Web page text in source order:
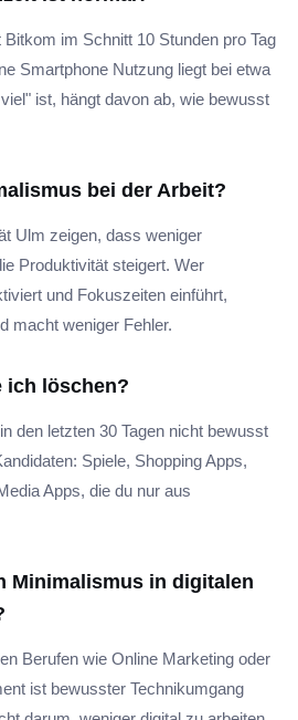
im Schnitt 10 Stunden pro Tag
Smartphone Nutzung liegt bei etwa
ist, hängt davon ab, wie bewusst
bei der Arbeit?
Ulm zeigen, dass weniger
Produktivität steigert. Wer
und Fokuszeiten einführt,
macht weniger Fehler.
ich löschen?
den letzten 30 Tagen nicht bewusst
Spiele, Shopping Apps,
Apps, die du nur aus
Minimalismus in digitalen
Berufen wie Online Marketing oder
ist bewusster Technikumgang